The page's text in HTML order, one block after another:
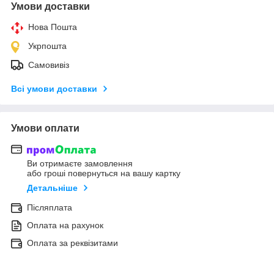
Умови доставки
Нова Пошта
Укрпошта
Самовивіз
Всі умови доставки
Умови оплати
Ви отримаєте замовлення
або гроші повернуться на вашу картку
Детальніше
Післяплата
Оплата на рахунок
Оплата за реквізитами